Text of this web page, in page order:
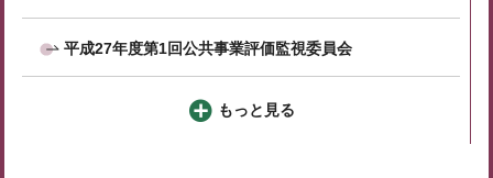
平成27年度第1回公共事業評価監視委員会
もっと見る